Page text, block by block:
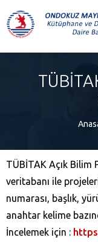
TÜBİTAK Açık Bilim
veritabanı ile
numarası, başlık,
anahtar kelime
İncelemek için :